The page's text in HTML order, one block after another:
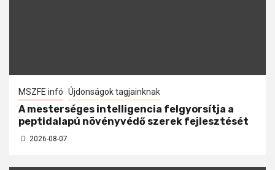
MSZFE infó Újdonságok tagjainknak
A mesterséges intelligencia felgyorsítja a
peptidalapú növényvédő szerek fejlesztését
2026-08-07